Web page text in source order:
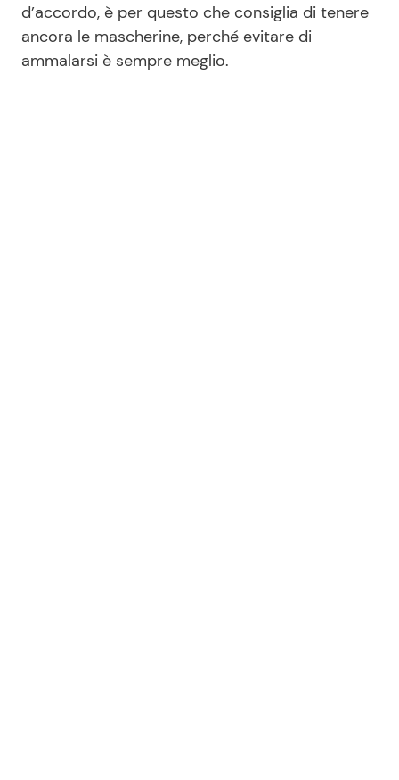
d’accordo, è per questo che consiglia di tenere
ancora le mascherine, perché evitare di
ammalarsi è sempre meglio.